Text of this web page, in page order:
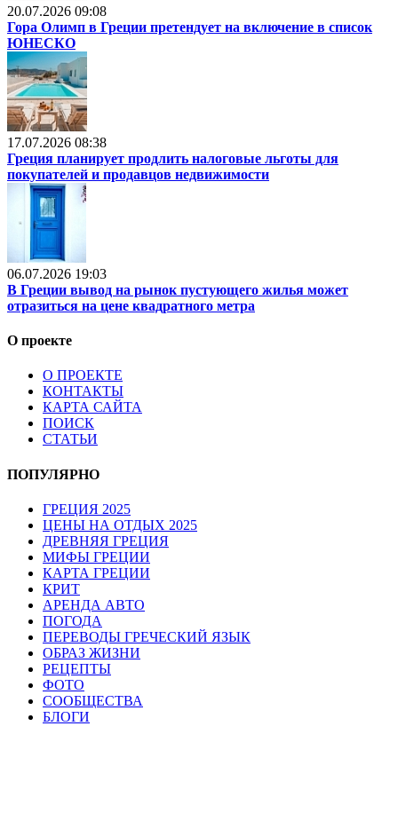
20.07.2026 09:08
Гора Олимп в Греции претендует на включение в список
ЮНЕСКО
17.07.2026 08:38
Греция планирует продлить налоговые льготы для
покупателей и продавцов недвижимости
06.07.2026 19:03
В Греции вывод на рынок пустующего жилья может
отразиться на цене квадратного метра
О проекте
О ПРОЕКТЕ
КОНТАКТЫ
КАРТА САЙТА
ПОИСК
СТАТЬИ
ПОПУЛЯРНО
ГРЕЦИЯ 2025
ЦЕНЫ НА ОТДЫХ 2025
ДРЕВНЯЯ ГРЕЦИЯ
МИФЫ ГРЕЦИИ
КАРТА ГРЕЦИИ
КРИТ
АРЕНДА АВТО
ПОГОДА
ПЕРЕВОДЫ ГРЕЧЕСКИЙ ЯЗЫК
ОБРАЗ ЖИЗНИ
РЕЦЕПТЫ
ФОТО
СООБЩЕСТВА
БЛОГИ